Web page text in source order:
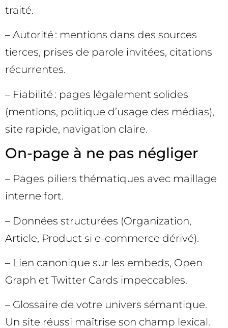
traité.
– Autorité : mentions dans des sources
tierces, prises de parole invitées, citations
récurrentes.
– Fiabilité : pages légalement solides
(mentions, politique d’usage des médias),
site rapide, navigation claire.
On-page à ne pas négliger
– Pages piliers thématiques avec maillage
interne fort.
– Données structurées (Organization,
Article, Product si e-commerce dérivé).
– Lien canonique sur les embeds, Open
Graph et Twitter Cards impeccables.
– Glossaire de votre univers sémantique.
Un site réussi maîtrise son champ lexical.